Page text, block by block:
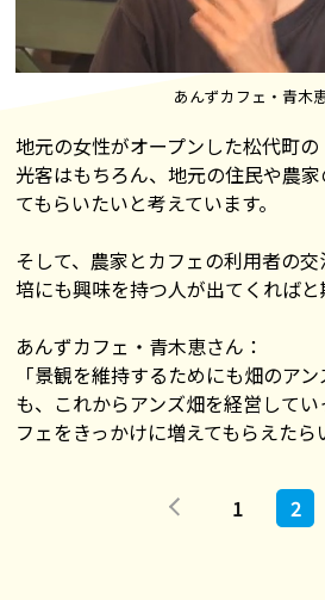
あんずカフェ・青木
地元の女性がオープンした松代町
光客はもちろん、地元の住民や農
てもらいたいと考えています。
そして、農家とカフェの利用者の
培にも興味を持つ人が出てくればと
あんずカフェ・青木恵さん：
「景観を維持するためにも畑のア
も、これからアンズ畑を経営して
フェをきっかけに増えてもらえたら
1 2